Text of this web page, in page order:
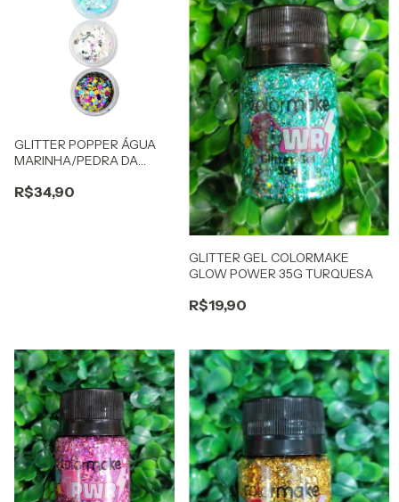
GLITTER POPPER ÁGUA
MARINHA/PEDRA DA
R$34,90
GLITTER GEL COLORMAKE
GLOW POWER 35G TURQUESA
R$19,90